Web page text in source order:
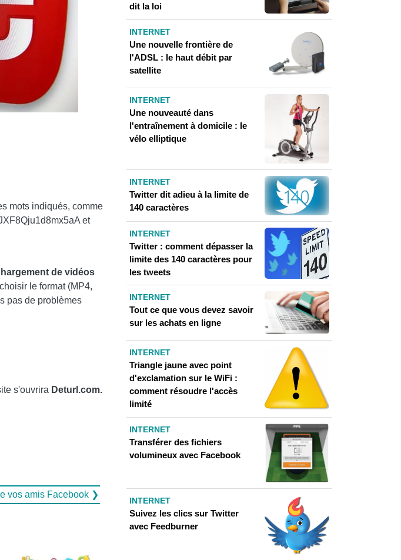
mots indiqués, comme
et
de vidéos
le format (MP4,
pas de problèmes
s'ouvrira Deturl.com.
vos amis Facebook ❯
dit la loi
INTERNET
Une nouvelle frontière de
l'ADSL : le haut débit par
satellite
INTERNET
Une nouveauté dans
l'entraînement à domicile : le
vélo elliptique
INTERNET
Twitter dit adieu à la limite de
140 caractères
INTERNET
Twitter : comment dépasser la
limite des 140 caractères pour
les tweets
INTERNET
Tout ce que vous devez savoir
sur les achats en ligne
INTERNET
Triangle jaune avec point
d'exclamation sur le WiFi :
comment résoudre l'accès
limité
INTERNET
Transférer des fichiers
volumineux avec Facebook
INTERNET
Suivez les clics sur Twitter
avec Feedburner